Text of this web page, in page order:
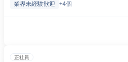
業界未経験歓迎 +4個
正社員